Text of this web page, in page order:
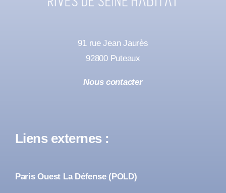
91 rue Jean Jaurès
92800 Puteaux
Nous contacter
Liens externes :
Paris Ouest La Défense (POLD)